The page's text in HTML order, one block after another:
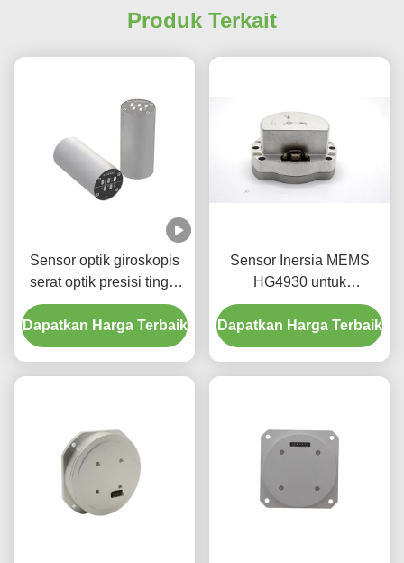
Produk Terkait
Sensor optik giroskopis
serat optik presisi tinggi
tingkat kebisingan rendah
biaya yang wajar
Dapatkan Harga Terbaik
Sensor Inersia MEMS
HG4930 untuk
Penginderaan Orientasi
Gerakan Presisi
Dapatkan Harga Terbaik